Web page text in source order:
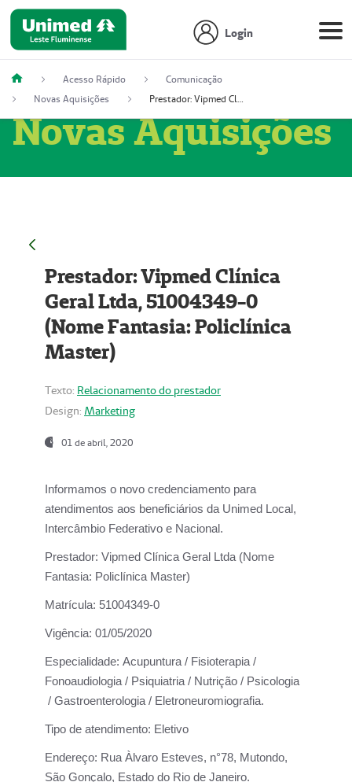
Login
Acesso Rápido
Comunicação
Novas Aquisições
Prestador: Vipmed Clínica Geral Ltda, 51004349-0 (Nome Fantasia: Policlínica Master)
Novas Aquisições
Prestador: Vipmed Clínica
Geral Ltda, 51004349-0
(Nome Fantasia: Policlínica
Master)
Texto: Relacionamento do prestador
Design: Marketing
01 de abril, 2020
Informamos o novo credenciamento para
atendimentos aos beneficiários da Unimed Local,
Intercâmbio Federativo e Nacional.
Prestador: Vipmed Clínica Geral Ltda (Nome
Fantasia: Policlínica Master)
Matrícula: 51004349-0
Vigência: 01/05/2020
Especialidade: Acupuntura / Fisioterapia /
Fonoaudiologia / Psiquiatria / Nutrição / Psicologia
/ Gastroenterologia / Eletroneuromiografia.
Tipo de atendimento: Eletivo
Endereço: Rua Àlvaro Esteves, n°78, Mutondo,
São Gonçalo, Estado do Rio de Janeiro.